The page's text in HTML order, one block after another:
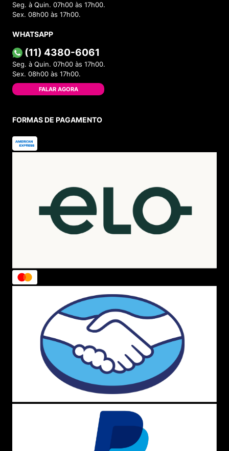
Seg. à Quin. 07h00 às 17h00.
Sex. 08h00 às 17h00.
WHATSAPP
(11) 4380-6061
Seg. à Quin. 07h00 às 17h00.
Sex. 08h00 às 17h00.
FALAR AGORA
FORMAS DE PAGAMENTO